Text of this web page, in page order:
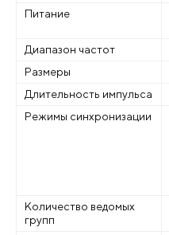
Питание
Диапазон частот
Размеры
Длительность импульса
Режимы синхронизации
Количество ведомых
групп